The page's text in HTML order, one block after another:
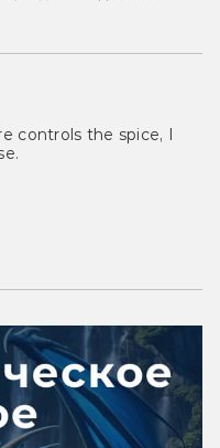
controls the spice, I